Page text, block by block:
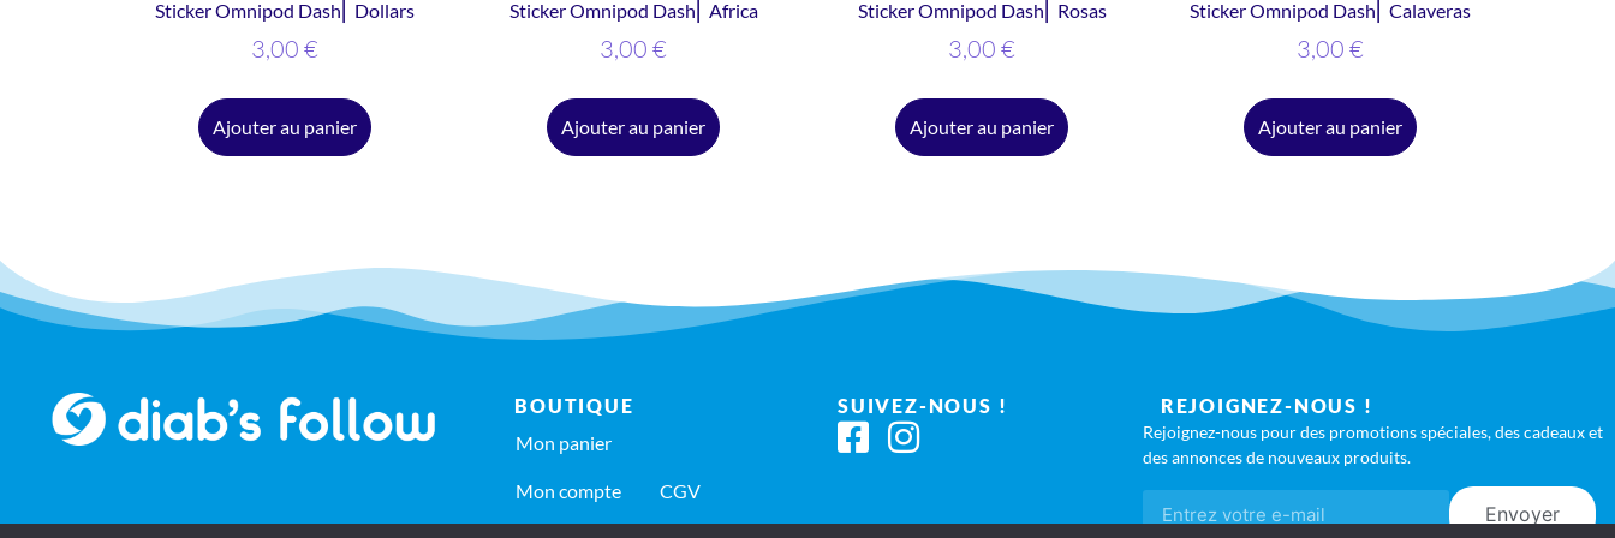
Sticker Omnipod Dash⎜ Dollars
3,00 €
Ajouter au panier
Sticker Omnipod Dash⎜ Africa
3,00 €
Ajouter au panier
Sticker Omnipod Dash⎜ Rosas
3,00 €
Ajouter au panier
Sticker Omnipod Dash⎜ Calaveras
3,00 €
Ajouter au panier
BOUTIQUE
Mon panier
Mon compte CGV
SUIVEZ-NOUS ! REJOIGNEZ-NOUS !
Rejoignez-nous pour des promotions spéciales, des cadeaux et
des annonces de nouveaux produits.
Envoyer